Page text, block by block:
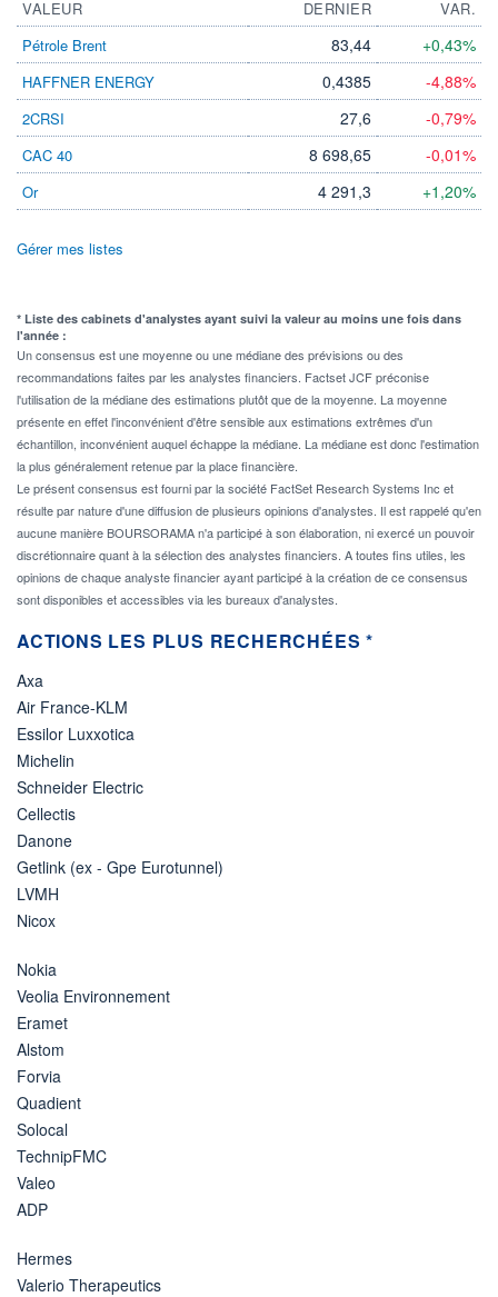
VALEUR DERNIER
VAR.
Pétrole Brent
83,44 +0,43%
HAFFNER ENERGY 0,4385 -4,88%
2CRSI 27,6 -0,79%
CAC 40 8 698,65 -0,01%
Or 4 291,3 +1,20%
Gérer mes listes
* Liste des cabinets d'analystes ayant suivi la valeur au moins une fois dans
l'année :
Un consensus est une moyenne ou une médiane des prévisions ou des
recommandations faites par les analystes financiers. Factset JCF préconise
l'utilisation de la médiane des estimations plutôt que de la moyenne. La moyenne
présente en effet l'inconvénient d'être sensible aux estimations extrêmes d'un
échantillon, inconvénient auquel échappe la médiane. La médiane est donc l'estimation
la plus généralement retenue par la place financière.
Le présent consensus est fourni par la société FactSet Research Systems Inc et
résulte par nature d'une diffusion de plusieurs opinions d'analystes. Il est rappelé qu'en
aucune manière BOURSORAMA n'a participé à son élaboration, ni exercé un pouvoir
discrétionnaire quant à la sélection des analystes financiers. A toutes fins utiles, les
opinions de chaque analyste financier ayant participé à la création de ce consensus
sont disponibles et accessibles via les bureaux d'analystes.
ACTIONS LES PLUS RECHERCHÉES *
Axa
Air France-KLM
Essilor Luxxotica
Michelin
Schneider Electric
Cellectis
Danone
Getlink (ex - Gpe Eurotunnel)
LVMH
Nicox
Nokia
Veolia Environnement
Eramet
Alstom
Forvia
Quadient
Solocal
TechnipFMC
Valeo
ADP
Hermes
Valerio Therapeutics